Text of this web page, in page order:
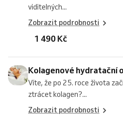
viditelných...
Zobrazit podrobnosti
1 490 Kč
Kolagenové hydratační
Víte, že po 25. roce života
ztrácet kolagen?...
Zobrazit podrobnosti